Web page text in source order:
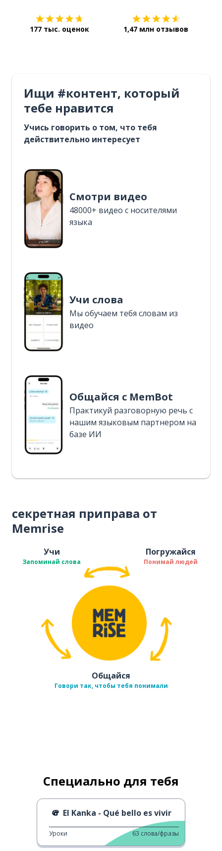
177 тыс. оценок 1,47 млн отзывов
Ищи #контент, который
тебе нравится
Учись говорить о том, что тебя
действительно интересует
Смотри видео
48000+ видео с носителями
языка
Учи слова
Мы обучаем тебя словам из
видео
Общайся с MemBot
Практикуй разговорную речь с
нашим языковым партнером на
базе ИИ
секретная приправа от
Memrise
Учи
Запоминай слова
Погружайся
Понимай людей
Общайся
Говори так, чтобы тебя понимали
Специально для тебя
El Kanka - Qué bello es vivir
Уроки 63 слова/фразы